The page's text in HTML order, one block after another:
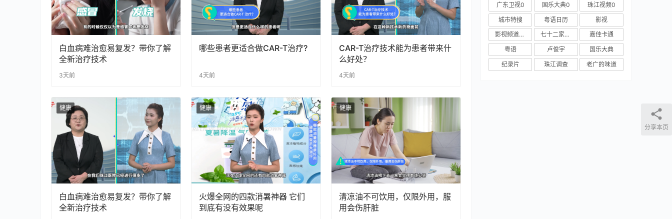
白血病难治愈易复发？带你了解
全新治疗技术
3天前
哪些患者更适合做CAR-T治疗?
4天前
CAR-T治疗技术能为患者带来什
么好处？
4天前
健康
白血病难治愈易复发？带你了解
全新治疗技术
健康
火爆全网的四款消暑神器 它们
到底有没有效果呢
健康
清凉油不可饮用，仅限外用，服
用会伤肝脏
广东卫视0
国乐大典0
珠江视频0
城市特搜
粤语日历
影视
影视频道新媒体
七十二家房客
嘉佳卡通
粤语
卢俊宇
国乐大典
纪录片
珠江调查 老广的味道
分享本页